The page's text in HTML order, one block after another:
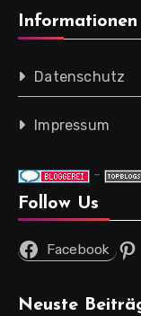
Informationen
Datenschutz
Impressum
-
Follow Us
Facebook
Neuste